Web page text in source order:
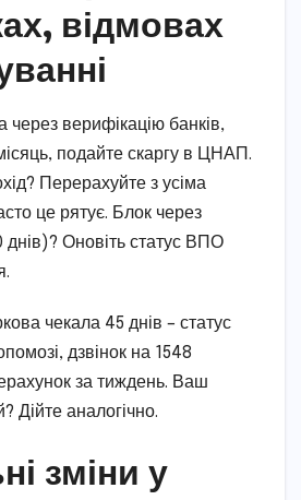
відмовах
верифікацію банків,
подайте скаргу в ЦНАП.
Перерахуйте з усіма
це рятує. Блок через
Оновіть статус ВПО
чекала 45 днів – статус
дзвінок на 1548
за тиждень. Ваш
Дійте аналогічно.
зміни у